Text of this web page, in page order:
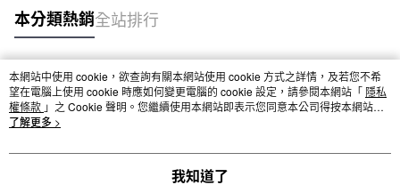
每筆NT$150，滿NT$2,000(含以上)免運費
無印良品門市自取
免運費
本分類熱銷全站排行
熱門標籤
本網站中使用 cookie，欲查詢有關本網站使用 cookie 方式之詳情，及若您不希
望在電腦上使用 cookie 時應如何變更電腦的 cookie 設定，請參閱本網站「 隱私
權條款 」之 Cookie 聲明。您繼續使用本網站即表示您同意本公司得按本網站使
用條款之 Cookie 聲明使用 cookie。
了解更多 >
我知道了